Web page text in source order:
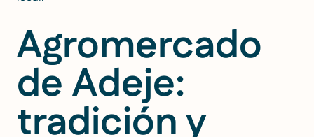
Agromercado
de Adeje:
tradición y